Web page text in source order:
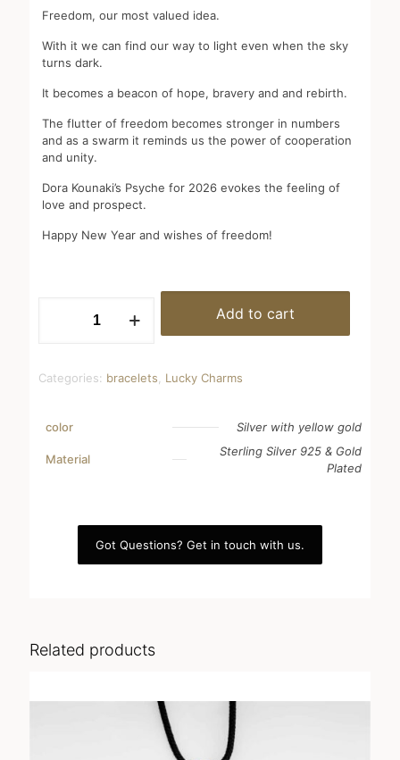
Freedom, our most valued idea.
With it we can find our way to light even when the sky
turns dark.
It becomes a beacon of hope, bravery and and rebirth.
The flutter of freedom becomes stronger in numbers
and as a swarm it reminds us the power of cooperation
and unity.
Dora Kounaki’s Psyche for 2026 evokes the feeling of
love and prospect.
Happy New Year and wishes of freedom!
Add to cart
Categories: bracelets Lucky Charms
color Silver with yellow gold
Material
Sterling Silver 925 & Gold
Plated
Got Questions? Get in touch with us.
Related products